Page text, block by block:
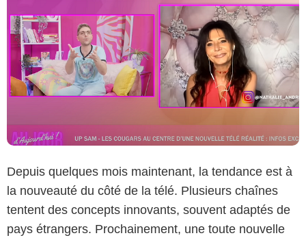
Depuis quelques mois maintenant, la tendance est à
la nouveauté du côté de la télé. Plusieurs chaînes
tentent des concepts innovants, souvent adaptés de
pays étrangers. Prochainement, une toute nouvelle